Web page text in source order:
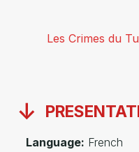
Les Crimes du
Language: French